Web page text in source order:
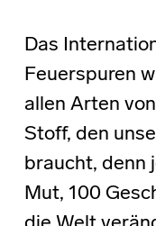
Das
Feuerspuren
allen Arten
Stoff, den
braucht, denn
Mut, 100